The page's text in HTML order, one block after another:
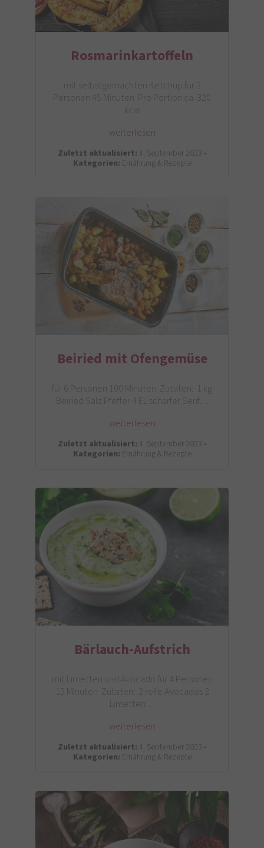
Rosmarinkartoffeln
mit selbstgemachten Ketchup für 2
Personen 45 Minuten Pro Portion ca. 320
kcal
weiterlesen
Zuletzt aktualisiert: 4. September 2023 •
Kategorien: Ernährung & Rezepte
Beiried mit Ofengemüse
für 6 Personen 100 Minuten Zutaten: 1 kg
Beiried Salz Pfeffer 4 EL scharfer Senf…
weiterlesen
Zuletzt aktualisiert: 4. September 2023 •
Kategorien: Ernährung & Rezepte
Bärlauch-Aufstrich
mit Limetten und Avocado für 4 Personen
15 Minuten Zutaten: 2 reife Avocados 2
Limetten…
weiterlesen
Zuletzt aktualisiert: 4. September 2023 •
Kategorien: Ernährung & Rezepte